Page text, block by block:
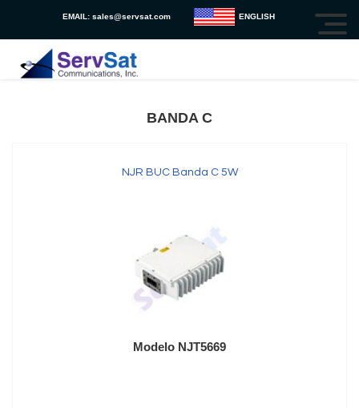
EMAIL: sales@servsat.com ENGLISH
BANDA C
NJR BUC Banda C 5W
Modelo NJT5669